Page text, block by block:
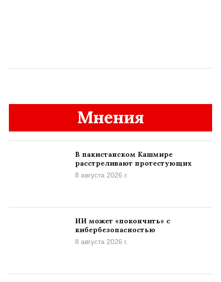
Мнения
В пакистанском Кашмире
расстреливают протестующих
8 августа 2026 г.
ИИ может «покончить» с
кибербезопасностью
8 августа 2026 г.